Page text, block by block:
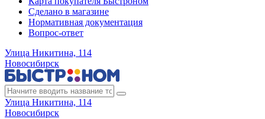
Сделано в магазине
Нормативная документация
Вопрос-ответ
Улица Никитина, 114
Новосибирск
Улица Никитина, 114
Новосибирск